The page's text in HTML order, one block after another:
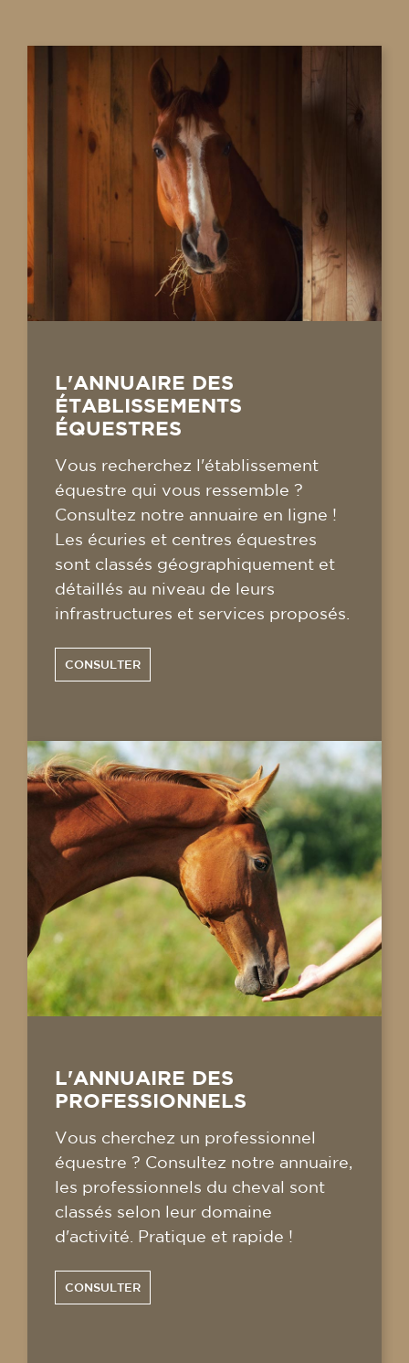
L'ANNUAIRE DES
ÉTABLISSEMENTS
ÉQUESTRES
Vous recherchez l'établissement
équestre qui vous ressemble ?
Consultez notre annuaire en ligne !
Les écuries et centres équestres
sont classés géographiquement et
détaillés au niveau de leurs
infrastructures et services proposés.
CONSULTER
L'ANNUAIRE DES
PROFESSIONNELS
Vous cherchez un professionnel
équestre ? Consultez notre annuaire,
les professionnels du cheval sont
classés selon leur domaine
d'activité. Pratique et rapide !
CONSULTER